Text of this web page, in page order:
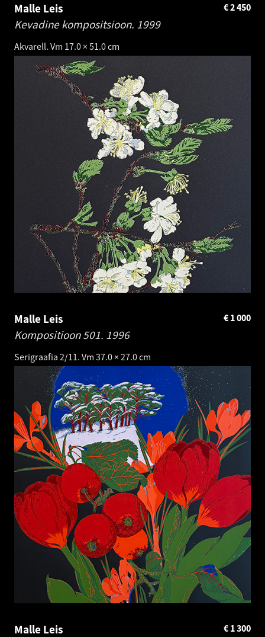
Malle Leis
Kevadine kompositsioon. 1999
Akvarell. Vm 17.0 × 51.0 cm
2 450
€
Malle Leis
Kompositioon 501. 1996
Serigraafia 2/11. Vm 37.0 × 27.0 cm
1 000
€
Malle Leis
1 300
€